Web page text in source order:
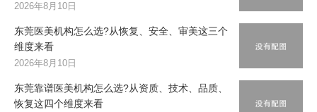
2026年8月10日
东莞医美机构怎么选?从恢复、安全、审美这三个
维度来看
2026年8月10日
东莞靠谱医美机构怎么选?从资质、技术、品质、
恢复这四个维度来看